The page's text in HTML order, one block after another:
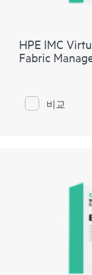
HPE IMC
Fabric
비교